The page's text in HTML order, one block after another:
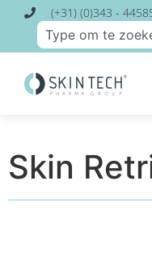
(+31) (0)343 -
Skin